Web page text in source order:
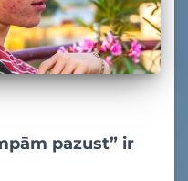
pazust” ir